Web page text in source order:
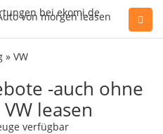
» VW
-auch ohne
leasen
verfügbar
benötigen Hilfe?
83 59-10